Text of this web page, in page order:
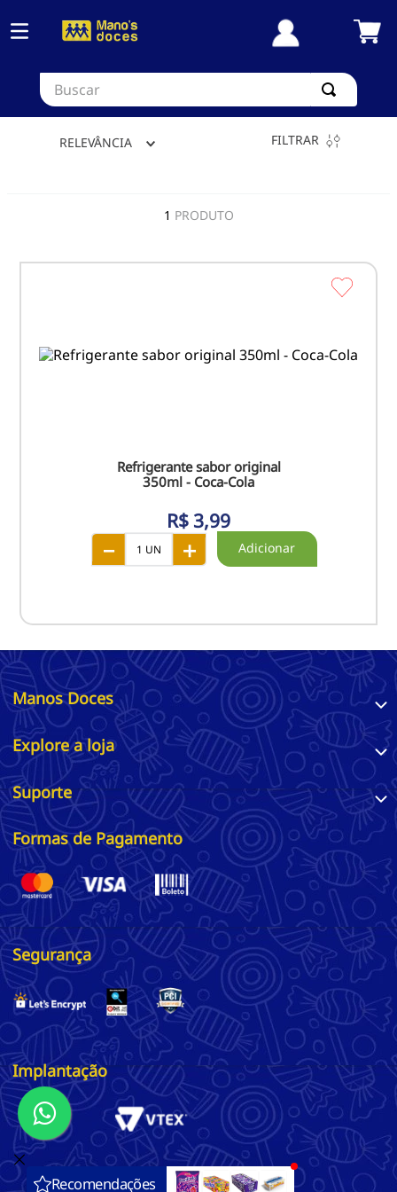
Buscar
RELEVÂNCIA FILTRAR
1 PRODUTO
Refrigerante sabor original
350ml - Coca-Cola
R$ 3,99
＋
－
Manos Doces
Explore a loja
Suporte
Formas de Pagamento
Segurança
Implantação